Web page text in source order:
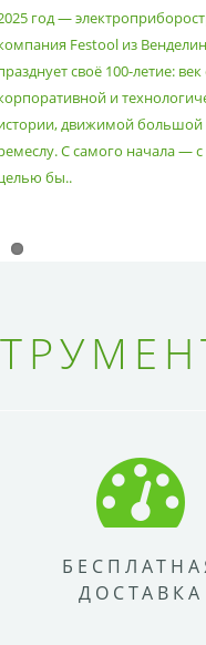
год —
Festool из
своё 100-летие:
и
движимой большой
С самого начала —
бы..
ДОСТАВКА